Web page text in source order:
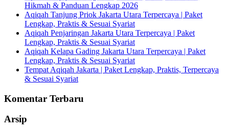
Hikmah & Panduan Lengkap 2026
Aqiqah Tanjung Priok Jakarta Utara Terpercaya | Paket
Lengkap, Praktis & Sesuai Syariat
Aqiqah Penjaringan Jakarta Utara Terpercaya | Paket
Lengkap, Praktis & Sesuai Syariat
Aqiqah Kelapa Gading Jakarta Utara Terpercaya | Paket
Lengkap, Praktis & Sesuai Syariat
Tempat Aqiqah Jakarta | Paket Lengkap, Praktis, Terpercaya
& Sesuai Syariat
Komentar Terbaru
Arsip